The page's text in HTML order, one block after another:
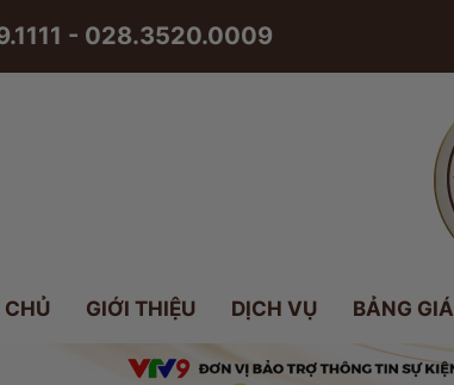
- 028.3520.0009
CHỦ GIỚI THIỆU DỊCH VỤ BẢNG GIÁ